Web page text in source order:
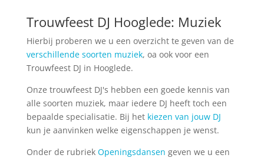
Trouwfeest DJ Hooglede: Muziek
Hierbij proberen we u een overzicht te geven van de
verschillende soorten muziek, oa ook voor een
Trouwfeest DJ in Hooglede.
Onze trouwfeest DJ's hebben een goede kennis van
alle soorten muziek, maar iedere DJ heeft toch een
bepaalde specialisatie. Bij het kiezen van jouw DJ
kun je aanvinken welke eigenschappen je wenst.
Onder de rubriek Openingsdansen geven we u een